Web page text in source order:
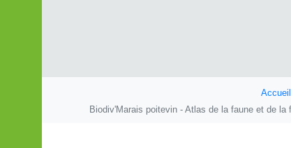
Accueil
Biodiv'Marais poitevin - Atlas de la faune et de